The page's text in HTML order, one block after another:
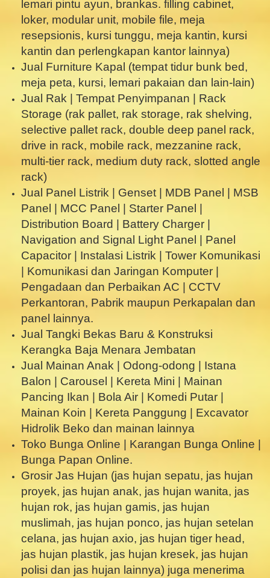
lemari pintu ayun, brankas. filling cabinet,
loker, modular unit, mobile file, meja
resepsionis, kursi tunggu, meja kantin, kursi
kantin dan perlengkapan kantor lainnya)
Jual Furniture Kapal (tempat tidur bunk bed,
meja peta, kursi, lemari pakaian dan lain-lain)
Jual Rak | Tempat Penyimpanan | Rack
Storage (rak pallet, rak storage, rak shelving,
selective pallet rack, double deep panel rack,
drive in rack, mobile rack, mezzanine rack,
multi-tier rack, medium duty rack, slotted angle
rack)
Jual Panel Listrik | Genset | MDB Panel | MSB
Panel | MCC Panel | Starter Panel |
Distribution Board | Battery Charger |
Navigation and Signal Light Panel | Panel
Capacitor | Instalasi Listrik | Tower Komunikasi
| Komunikasi dan Jaringan Komputer |
Pengadaan dan Perbaikan AC | CCTV
Perkantoran, Pabrik maupun Perkapalan dan
panel lainnya.
Jual Tangki Bekas Baru & Konstruksi
Kerangka Baja Menara Jembatan
Jual Mainan Anak | Odong-odong | Istana
Balon | Carousel | Kereta Mini | Mainan
Pancing Ikan | Bola Air | Komedi Putar |
Mainan Koin | Kereta Panggung | Excavator
Hidrolik Beko dan mainan lainnya
Toko Bunga Online | Karangan Bunga Online |
Bunga Papan Online.
Grosir Jas Hujan (jas hujan sepatu, jas hujan
proyek, jas hujan anak, jas hujan wanita, jas
hujan rok, jas hujan gamis, jas hujan
muslimah, jas hujan ponco, jas hujan setelan
celana, jas hujan axio, jas hujan tiger head,
jas hujan plastik, jas hujan kresek, jas hujan
polisi dan jas hujan lainnya) juga menerima